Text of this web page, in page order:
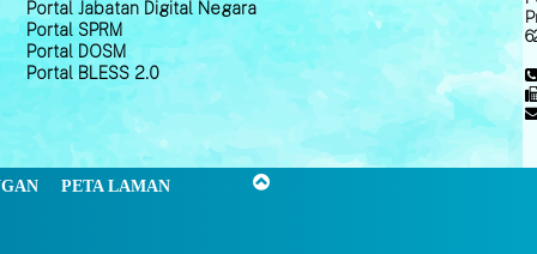
Portal Jabatan Digital Negara
Portal SPRM
Portal DOSM
Portal BLESS 2.0
PETA LAMAN